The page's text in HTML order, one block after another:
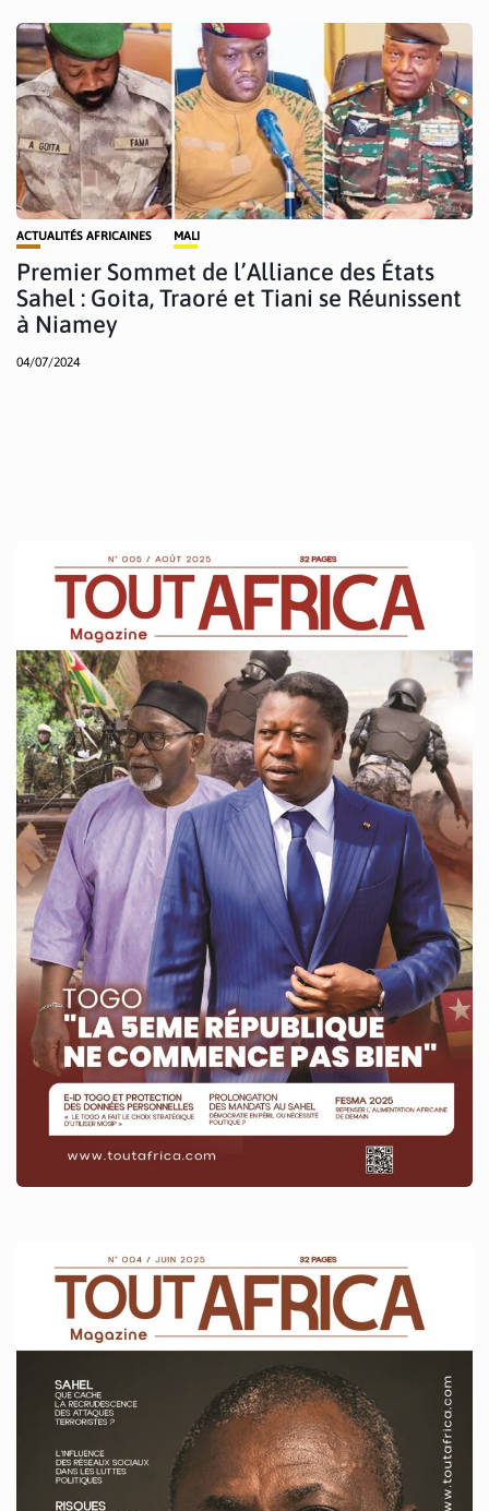
ACTUALITÉS AFRICAINES MALI
Premier Sommet de l’Alliance des États
Sahel : Goita, Traoré et Tiani se Réunissent
à Niamey
04/07/2024